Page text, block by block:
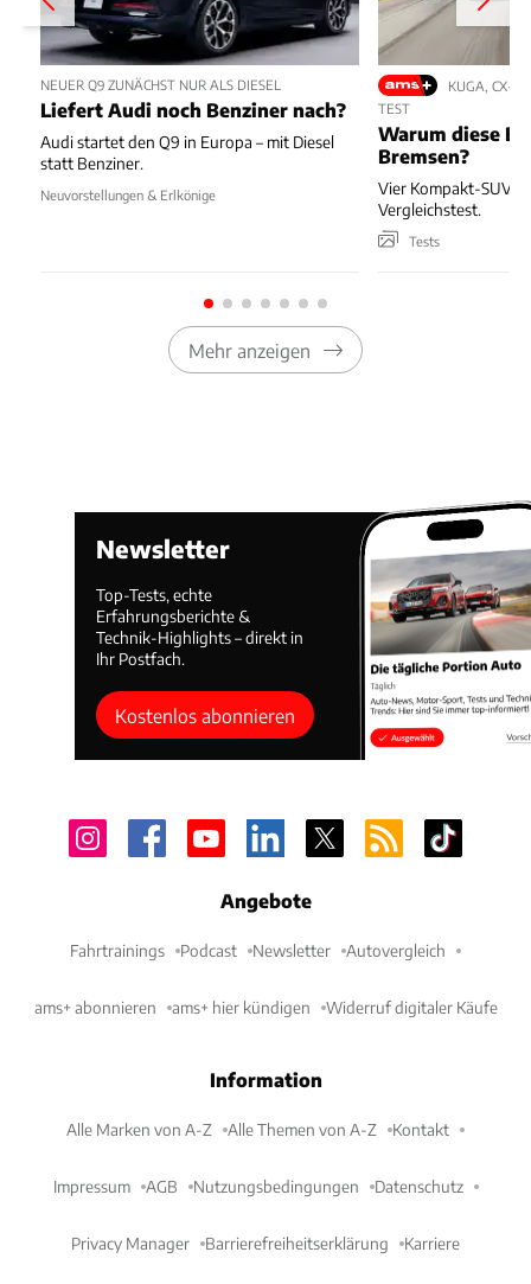
NEUER Q9 ZUNÄCHST NUR ALS DIESEL
Liefert Audi noch Benziner nach?
Audi startet den Q9 in Europa – mit Diesel
statt Benziner.
Neuvorstellungen & Erlkönige
KUGA, CX-5,
TEST
Warum diese
Bremsen?
Vier Kompakt-SUV
Vergleichstest.
Tests
Mehr anzeigen
Newsletter
Top-Tests, echte
Erfahrungsberichte &
Technik-Highlights – direkt in
Ihr Postfach.
Kostenlos abonnieren
Angebote
Fahrtrainings Podcast Newsletter Autovergleich
ams+ abonnieren ams+ hier kündigen Widerruf digitaler Käufe
Information
Alle Marken von A-Z Alle Themen von A-Z Kontakt
Impressum AGB Nutzungsbedingungen Datenschutz
Privacy Manager Barrierefreiheitserklärung Karriere